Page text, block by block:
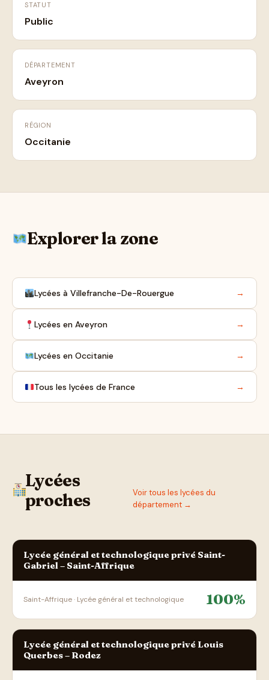
STATUT
Public
DÉPARTEMENT
Aveyron
RÉGION
Occitanie
Explorer la zone
Lycées à Villefranche-De-Rouergue →
Lycées en Aveyron →
Lycées en Occitanie →
Tous les lycées de France →
Lycées
proches
Voir tous les lycées du
département →
Lycée général et technologique privé Saint-
Gabriel – Saint-Affrique
Saint-Affrique · Lycée général et technologique 100%
Lycée général et technologique privé Louis
Querbes – Rodez